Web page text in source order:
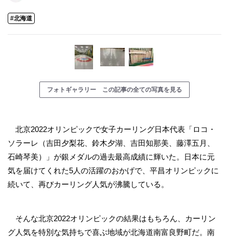
#北海道
フォトギャラリー この記事の全ての写真を見る
北京2022オリンピックで女子カーリング日本代表「ロコ・
ソラーレ（吉田夕梨花、鈴木夕湖、吉田知那美、藤澤五月、
石崎琴美）」 が銀メダルの過去最高成績に輝いた。日本に元
気を届けてくれた5人の活躍のおかげで、平昌オリンピックに
続いて、再びカーリング人気が沸騰している。
そんな北京2022オリンピックの結果はもちろん、カーリン
グ人気を特別な気持ちで喜ぶ地域が北海道南富良野町だ。南